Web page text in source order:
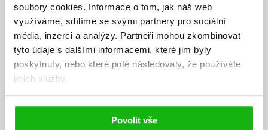
soubory cookies. Informace o tom, jak náš web
využíváme, sdílíme se svými partnery pro sociální
média, inzerci a analýzy. Partneři mohou zkombinovat
tyto údaje s dalšími informacemi, které jim byly
poskytnuty, nebo které poté následovaly, že používáte
jejich služby.
Povolit vše
Nechybělo ani dojetí, slzička mi ukápla. Konec je skvěle připravený na
pokračování a u nás doma se na něj budu těšit nejen já, ale i obě mé
děti.
Vaše hodnocení
Uživatelskou recenzi mohou vkládat pouze registrovaní uživatelé